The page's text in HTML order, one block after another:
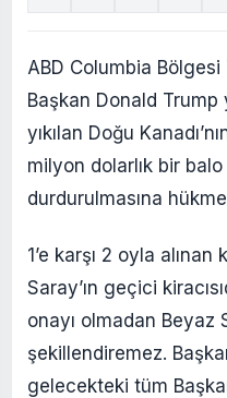
ABD Columbia
Başkan Donald Trump
yıkılan Doğu
milyon dolarlık bir balo
durdurulmasına
1’e karşı 2 oyla
Saray’ın geçici
onayı olmadan Beyaz
şekillendiremez.
gelecekteki tüm